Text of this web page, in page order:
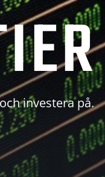
investera på.